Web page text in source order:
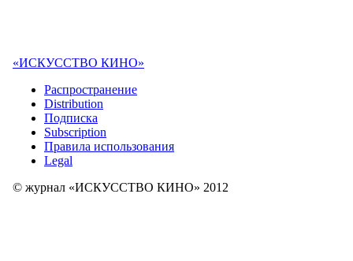
«ИСКУССТВО КИНО»
Распространение
Distribution
Подписка
Subscription
Правила использования
Legal
© журнал «ИСКУССТВО КИНО» 2012